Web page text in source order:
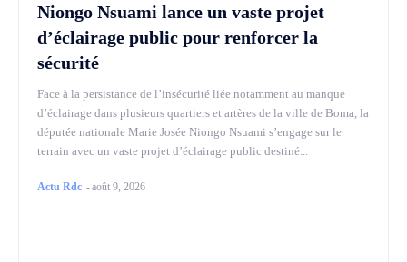
Niongo Nsuami lance un vaste projet
d’éclairage public pour renforcer la
sécurité
Face à la persistance de l’insécurité liée notamment au manque
d’éclairage dans plusieurs quartiers et artères de la ville de Boma, la
députée nationale Marie Josée Niongo Nsuami s’engage sur le
terrain avec un vaste projet d’éclairage public destiné...
Actu Rdc -août 9, 2026